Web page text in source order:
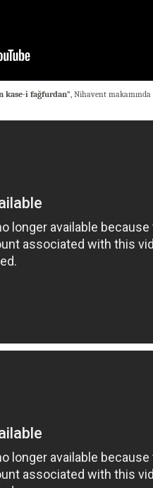
kase-i fağfurdan”, Nihavent makamında